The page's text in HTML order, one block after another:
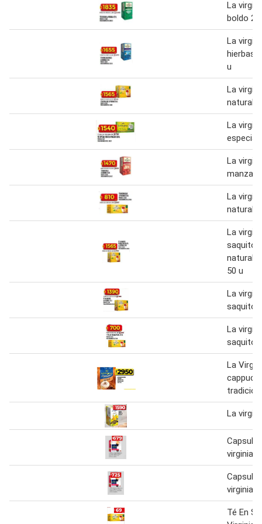
La
boldo 25
La
hierbas
u
La
La
especial
La
La
La
saquitos
50 u
La
saquitos
La
saquitos
La
La
Capsula
virginia
Capsula
virginia
Té En